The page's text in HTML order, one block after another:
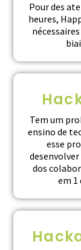
Pour des
heures,
Tem um
ensino de
esse
dos
em